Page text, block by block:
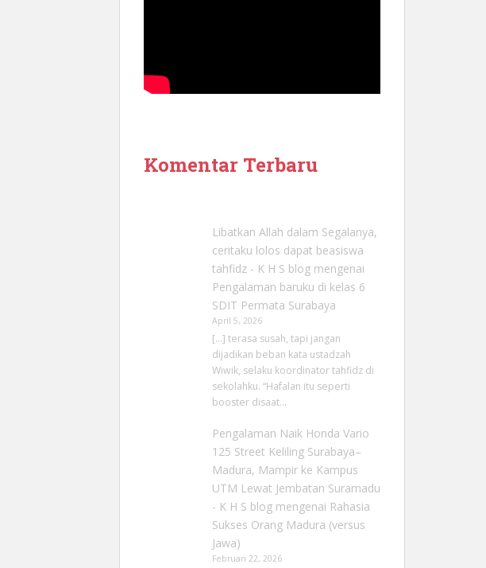
Komentar Terbaru
Libatkan Allah dalam Segalanya,
ceritaku lolos dapat beasiswa
tahfidz - K H S blogmengenai
Pengalaman baruku di kelas 6
SDIT Permata Surabaya
April 5, 2026
[…] terasa susah, tapi jangan
dijadikan beban kata ustadzah
Wiwik, selaku koordinator tahfidz di
sekolahku. “Hafalan itu seperti
booster disaat…
Pengalaman Naik Honda Vario
125 Street Keliling Surabaya–
Madura, Mampir ke Kampus
UTM Lewat Jembatan Suramadu
- K H S blogmengenai Rahasia
Sukses Orang Madura (versus
Jawa)
Februari 22, 2026